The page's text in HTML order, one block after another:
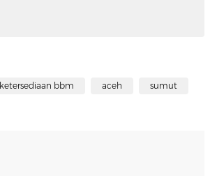
ketersediaan bbm aceh sumut